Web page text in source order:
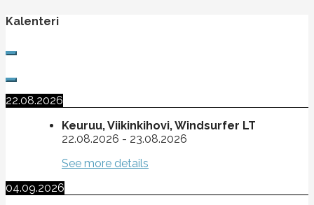
Kalenteri
22.08.2026
Keuruu, Viikinkihovi, Windsurfer LT
22.08.2026 - 23.08.2026
See more details
04.09.2026